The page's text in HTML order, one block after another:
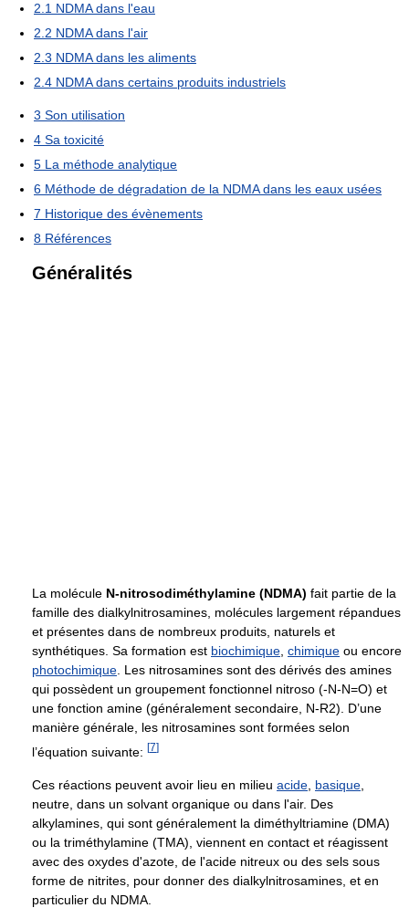
2.1 NDMA dans l'eau
2.2 NDMA dans l'air
2.3 NDMA dans les aliments
2.4 NDMA dans certains produits industriels
3 Son utilisation
4 Sa toxicité
5 La méthode analytique
6 Méthode de dégradation de la NDMA dans les eaux usées
7 Historique des évènements
8 Références
Généralités
La molécule N-nitrosodiméthylamine (NDMA) fait partie de la
famille des dialkylnitrosamines, molécules largement répandues
et présentes dans de nombreux produits, naturels et
synthétiques. Sa formation est biochimique chimique ou encore
photochimique . Les nitrosamines sont des dérivés des amines
qui possèdent un groupement fonctionnel nitroso (-N-N=O) et
une fonction amine (généralement secondaire, N-R2). D’une
manière générale, les nitrosamines sont formées selon
l’équation suivante: [7]
Ces réactions peuvent avoir lieu en milieu acide basique
neutre, dans un solvant organique ou dans l'air. Des
alkylamines, qui sont généralement la diméthyltriamine (DMA)
ou la triméthylamine (TMA), viennent en contact et réagissent
avec des oxydes d'azote, de l'acide nitreux ou des sels sous
forme de nitrites, pour donner des dialkylnitrosamines, et en
particulier du NDMA.